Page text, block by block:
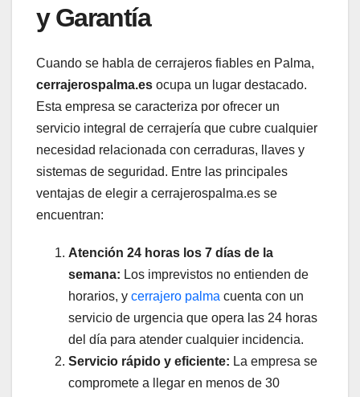
y Garantía
Cuando se habla de cerrajeros fiables en Palma,
cerrajerospalma.es ocupa un lugar destacado.
Esta empresa se caracteriza por ofrecer un
servicio integral de cerrajería que cubre cualquier
necesidad relacionada con cerraduras, llaves y
sistemas de seguridad. Entre las principales
ventajas de elegir a cerrajerospalma.es se
encuentran:
Atención 24 horas los 7 días de la
semana: Los imprevistos no entienden de
horarios, y cerrajero palma cuenta con un
servicio de urgencia que opera las 24 horas
del día para atender cualquier incidencia.
Servicio rápido y eficiente: La empresa se
compromete a llegar en menos de 30